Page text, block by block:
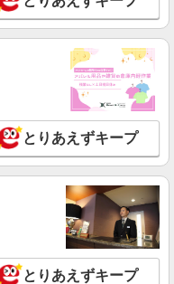
とりあえずキープ
とりあえずキープ